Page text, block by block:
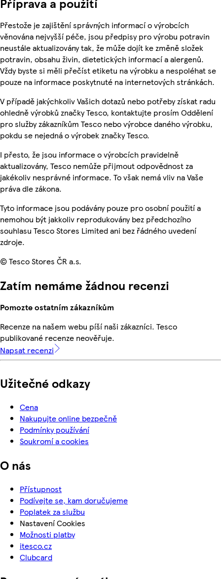
Přestože je zajištění správných informací o výrobcích
věnována nejvyšší péče, jsou předpisy pro výrobu potravin
neustále aktualizovány tak, že může dojít ke změně složek
potravin, obsahu živin, dietetických informací a alergenů.
Vždy byste si měli přečíst etiketu na výrobku a nespoléhat se
pouze na informace poskytnuté na internetových stránkách.
V případě jakýchkoliv Vašich dotazů nebo potřeby získat radu
ohledně výrobků značky Tesco, kontaktujte prosím Oddělení
pro služby zákazníkům Tesco nebo výrobce daného výrobku,
pokdu se nejedná o výrobek značky Tesco.
I přesto, že jsou informace o výrobcích pravidelně
aktualizovány, Tesco nemůže přijmout odpovědnost za
jakékoliv nesprávné informace. To však nemá vliv na Vaše
práva dle zákona.
Tyto informace jsou podávány pouze pro osobní použití a
nemohou být jakkoliv reprodukovány bez předchozího
souhlasu Tesco Stores Limited ani bez řádného uvedení
zdroje.
© Tesco Stores ČR a.s.
Zatím nemáme žádnou recenzi
Pomozte ostatním zákazníkům
Recenze na našem webu píší naši zákazníci. Tesco
publikované recenze neověřuje.
Napsat recenzi
Užitečné odkazy
Cena
Nakupujte online bezpečně
Podmínky používání
Soukromí a cookies
O nás
Přístupnost
Podívejte se, kam doručujeme
Poplatek za službu
Nastavení Cookies
Možnosti platby
itesco.cz
Clubcard